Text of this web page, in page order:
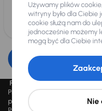
Edytuj
Promocja „Letnie przeceny
Promocja „Letnie przeceny
placówkach Autocentrum AAA
Używamy plików
witryny było dla Ciebie
cookie służą nam do
jednocześnie możemy
mogą być dla Ciebie
Nie